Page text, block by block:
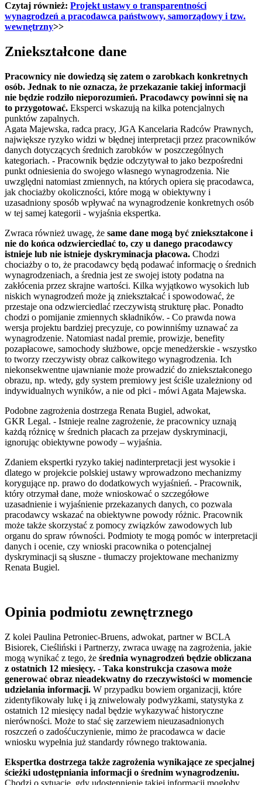
Czytaj również: Projekt ustawy o transparentności
wynagrodzeń a pracodawca państwowy, samorządowy i tzw.
wewnętrzny>>
Zniekształcone dane
Pracownicy nie dowiedzą się zatem o zarobkach konkretnych
osób. Jednak to nie oznacza, że przekazanie takiej informacji
nie będzie rodziło nieporozumień. Pracodawcy powinni się na
to przygotować. Eksperci wskazują na kilka potencjalnych
punktów zapalnych.
Agata Majewska, radca pracy, JGA Kancelaria Radców Prawnych,
największe ryzyko widzi w błędnej interpretacji przez pracowników
danych dotyczących średnich zarobków w poszczególnych
kategoriach. - Pracownik będzie odczytywał to jako bezpośredni
punkt odniesienia do swojego własnego wynagrodzenia. Nie
uwzględni natomiast zmiennych, na których opiera się pracodawca,
jak chociażby okoliczności, które mogą w obiektywny i
uzasadniony sposób wpływać na wynagrodzenie konkretnych osób
w tej samej kategorii - wyjaśnia ekspertka.
Zwraca również uwagę, że same dane mogą być zniekształcone i
nie do końca odzwierciedlać to, czy u danego pracodawcy
istnieje lub nie istnieje dyskryminacja płacowa. Chodzi
chociażby o to, że pracodawcy będą podawać informację o średnich
wynagrodzeniach, a średnia jest ze swojej istoty podatna na
zakłócenia przez skrajne wartości. Kilka wyjątkowo wysokich lub
niskich wynagrodzeń może ją zniekształcać i spowodować, że
przestaje ona odzwierciedlać rzeczywistą strukturę płac. Ponadto
chodzi o pomijanie zmiennych składników. - Co prawda nowa
wersja projektu bardziej precyzuje, co powinniśmy uznawać za
wynagrodzenie. Natomiast nadal premie, prowizje, benefity
pozapłacowe, samochody służbowe, opcje menedżerskie - wszystko
to tworzy rzeczywisty obraz całkowitego wynagrodzenia. Ich
niekonsekwentne ujawnianie może prowadzić do zniekształconego
obrazu, np. wtedy, gdy system premiowy jest ściśle uzależniony od
indywidualnych wyników, a nie od płci - mówi Agata Majewska.
Podobne zagrożenia dostrzega Renata Bugiel, adwokat,
GKR Legal. - Istnieje realne zagrożenie, że pracownicy uznają
każdą różnicę w średnich płacach za przejaw dyskryminacji,
ignorując obiektywne powody – wyjaśnia.
Zdaniem ekspertki ryzyko takiej nadinterpretacji jest wysokie i
dlatego w projekcie polskiej ustawy wprowadzono mechanizmy
korygujące np. prawo do dodatkowych wyjaśnień. - Pracownik,
który otrzymał dane, może wnioskować o szczegółowe
uzasadnienie i wyjaśnienie przekazanych danych, co pozwala
pracodawcy wskazać na obiektywne powody różnic. Pracownik
może także skorzystać z pomocy związków zawodowych lub
organu do spraw równości. Podmioty te mogą pomóc w interpretacji
danych i ocenie, czy wnioski pracownika o potencjalnej
dyskryminacji są słuszne - tłumaczy projektowane mechanizmy
Renata Bugiel.
Opinia podmiotu zewnętrznego
Z kolei Paulina Petroniec-Bruens, adwokat, partner w BCLA
Bisiorek, Cieśliński i Partnerzy, zwraca uwagę na zagrożenia, jakie
mogą wynikać z tego, że średnia wynagrodzeń będzie obliczana
z ostatnich 12 miesięcy. - Taka konstrukcja czasowa może
generować obraz nieadekwatny do rzeczywistości w momencie
udzielania informacji. W przypadku bowiem organizacji, które
zidentyfikowały lukę i ją zniwelowały podwyżkami, statystyka z
ostatnich 12 miesięcy nadal będzie wykazywać historyczne
nierówności. Może to stać się zarzewiem nieuzasadnionych
roszczeń o zadośćuczynienie, mimo że pracodawca w dacie
wniosku wypełnia już standardy równego traktowania.
Ekspertka dostrzega także zagrożenia wynikające ze specjalnej
ścieżki udostępniania informacji o średnim wynagrodzeniu.
Chodzi o sytuację, gdy udostępnienie takiej informacji mogłoby